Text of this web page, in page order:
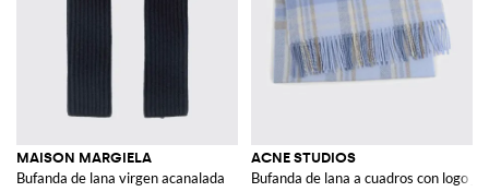
MAISON MARGIELA
Bufanda de lana virgen acanalada
ACNE STUDIOS
Bufanda de lana a cuadros con logo